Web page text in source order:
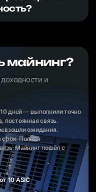
майнинг?
и
дней — выполнили точно
постоянная связь.
ожидания.
Полная
Майнинг пошёл с
10 ASIC